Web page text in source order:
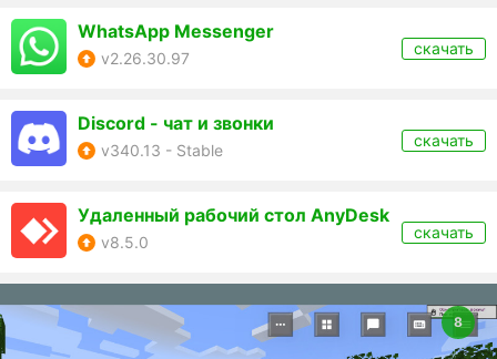
WhatsApp Messenger
v2.26.30.97
скачать
Discord - чат и звонки
v340.13 - Stable
скачать
Удаленный рабочий стол AnyDesk
v8.5.0
скачать
8